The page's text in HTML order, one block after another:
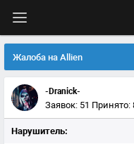
Жалоба на Allien
-Dranick-
Заявок: 51 Принято:
Нарушитель: